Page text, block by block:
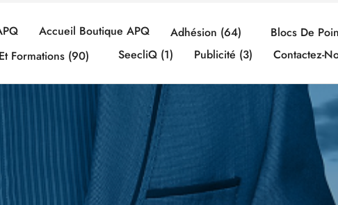
Accueil Boutique APQ Adhésion (64)
Blocs De
Formations (90)
SeecliQ (1) Publicité (3) Contactez-